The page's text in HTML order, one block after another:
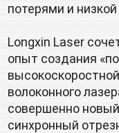
потерями и
Longxin Laser
опыт создания
волоконного
совершенно
синхронный